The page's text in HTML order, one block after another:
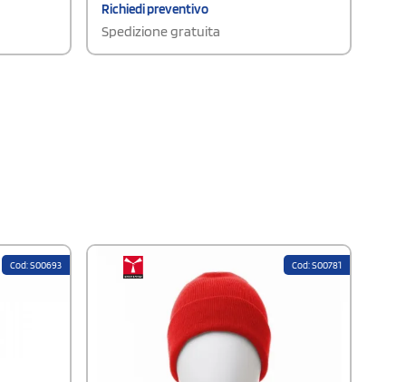
automatico.Disponibile modello Adulto
Richiedi preventivo
Spedizione gratuita
Cod: S00693 Cod: S00781